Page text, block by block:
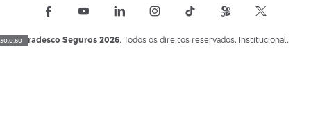
30.0.60 Bradesco Seguros 2026. Todos os direitos reservados. Institucional.